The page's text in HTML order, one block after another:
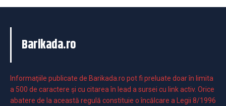
Barikada.ro
Informaţiile publicate de Barikada.ro pot fi preluate doar în limita
a 500 de caractere şi cu citarea în lead a sursei cu link activ. Orice
abatere de la această regulă constituie o încălcare a Legii 8/1996